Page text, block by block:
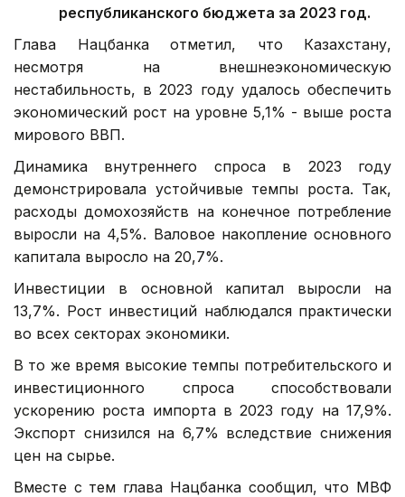
республиканского бюджета за 2023 год.
Глава Нацбанка отметил, что Казахстану,
несмотря на внешнеэкономическую
нестабильность, в 2023 году удалось обеспечить
экономический рост на уровне 5,1% - выше роста
мирового ВВП.
Динамика внутреннего спроса в 2023 году
демонстрировала устойчивые темпы роста. Так,
расходы домохозяйств на конечное потребление
выросли на 4,5%. Валовое накопление основного
капитала выросло на 20,7%.
Инвестиции в основной капитал выросли на
13,7%. Рост инвестиций наблюдался практически
во всех секторах экономики.
В то же время высокие темпы потребительского и
инвестиционного спроса способствовали
ускорению роста импорта в 2023 году на 17,9%.
Экспорт снизился на 6,7% вследствие снижения
цен на сырье.
Вместе с тем глава Нацбанка сообщил, что МВФ